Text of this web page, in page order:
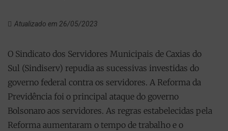
Atualizado em 26/05/2023
O Sindicato dos Servidores Municipais de Caxias do
Sul (Sindiserv) repudia as sucessivas investidas do
governo federal contra os servidores. A Reforma da
Previdência foi o principal ataque do governo
Bolsonaro aos servidores. As regras estabelecidas pela
Reforma aumentaram o tempo de trabalho e o